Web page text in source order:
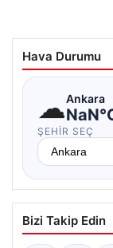
Hava Durumu
☁Ankara
ŞEHIR SEÇ
Bizi Takip Edin